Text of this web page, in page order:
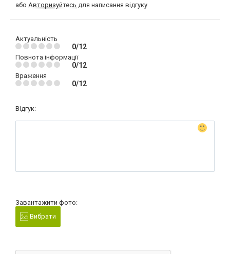
або Авторизуйтесь для написання відгуку
Актуальність
0/12
Повнота інформації
0/12
Враження
0/12
Відгук:
Завантажити фото:
Вибрати